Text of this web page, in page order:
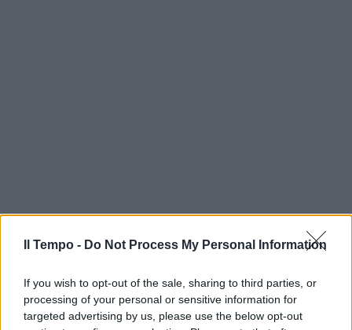
Il Tempo - Do Not Process My Personal Information
If you wish to opt-out of the sale, sharing to third parties, or
processing of your personal or sensitive information for
targeted advertising by us, please use the below opt-out